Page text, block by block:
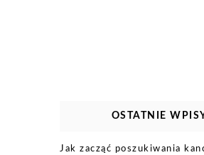
OSTATNIE
Jak zacząć poszukiwania